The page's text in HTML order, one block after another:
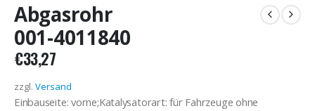
Abgasrohr
001-4011840
€33,27
zzgl. Versand
Einbauseite: vorne;Katalysatorart: für Fahrzeuge ohne